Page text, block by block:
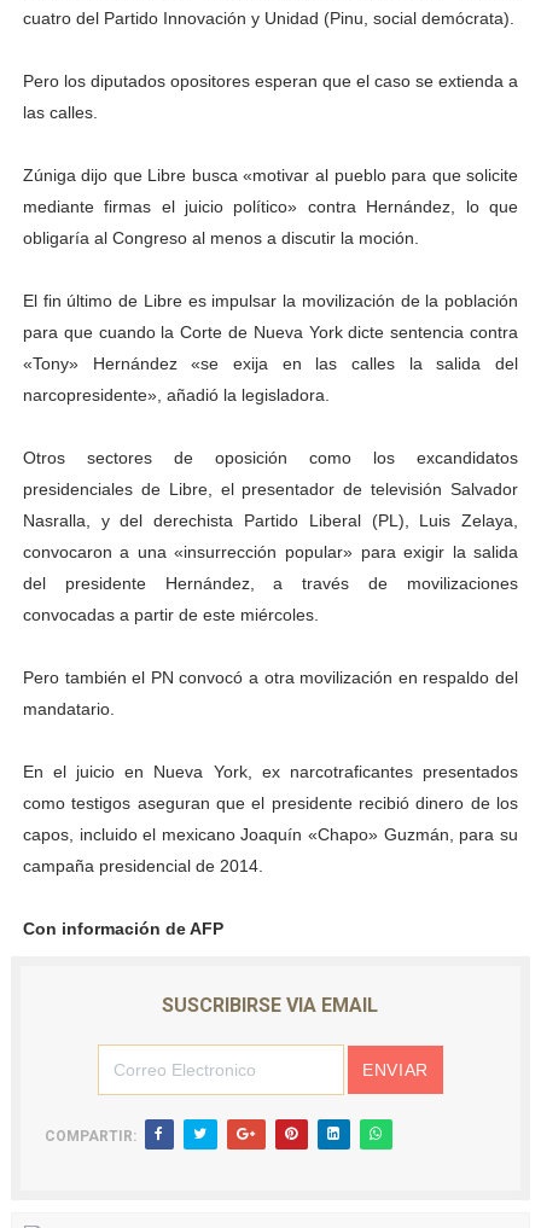
cuatro del Partido Innovación y Unidad (Pinu, social demócrata).
Pero los diputados opositores esperan que el caso se extienda a
las calles.
Zúniga dijo que Libre busca «motivar al pueblo para que solicite
mediante firmas el juicio político» contra Hernández, lo que
obligaría al Congreso al menos a discutir la moción.
El fin último de Libre es impulsar la movilización de la población
para que cuando la Corte de Nueva York dicte sentencia contra
«Tony» Hernández «se exija en las calles la salida del
narcopresidente», añadió la legisladora.
Otros sectores de oposición como los excandidatos
presidenciales de Libre, el presentador de televisión Salvador
Nasralla, y del derechista Partido Liberal (PL), Luis Zelaya,
convocaron a una «insurrección popular» para exigir la salida
del presidente Hernández, a través de movilizaciones
convocadas a partir de este miércoles.
Pero también el PN convocó a otra movilización en respaldo del
mandatario.
En el juicio en Nueva York, ex narcotraficantes presentados
como testigos aseguran que el presidente recibió dinero de los
capos, incluido el mexicano Joaquín «Chapo» Guzmán, para su
campaña presidencial de 2014.
Con información de AFP
SUSCRIBIRSE VIA EMAIL
COMPARTIR: